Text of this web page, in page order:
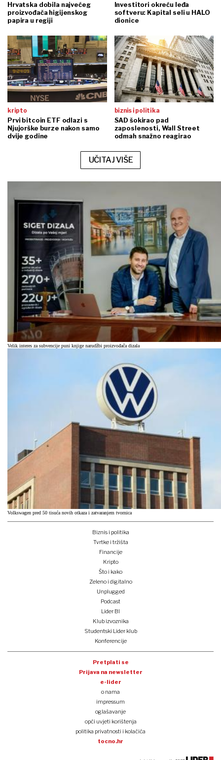
Hrvatska dobila najvećeg
proizvođača higijenskog
papira u regiji
Investitori okreću leđa
softveru: Kapital seli u HALO
dionice
kripto
Prvi bitcoin ETF odlazi s
Njujorške burze nakon samo
dvije godine
biznis i politika
SAD šokirao pad
zaposlenosti, Wall Street
odmah snažno reagirao
UČITAJ VIŠE
Velik interes za subvencije puni knjige narudžbi proizvođača dizala
Volkswagen pred 50 tisuća novih otkaza i zatvaranjem tvornica
Biznis i politika
Tvrtke i tržišta
Financije
Kripto
Što i kako
Zeleno i digitalno
Unplugged
Podcast
Lider BI
Klub izvoznika
Studentski Lider klub
Konferencije
Pretplati se
Prijava na newsletter
e-lider
o nama
impressum
oglašavanje
opći uvjeti korištenja
politika privatnosti i kolačića
tocno.hr